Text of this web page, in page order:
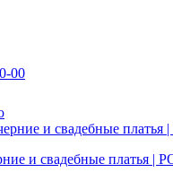
00
и свадебные платья |